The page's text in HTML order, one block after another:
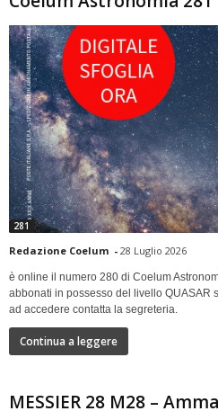
281
Redazione Coelum - 28 Luglio 2026
è online il numero 280 di Coelum
abbonati in possesso del livello QUASAR
ad accedere contatta la segreteria.
Continua a leggere
MESSIER 28 M28 –